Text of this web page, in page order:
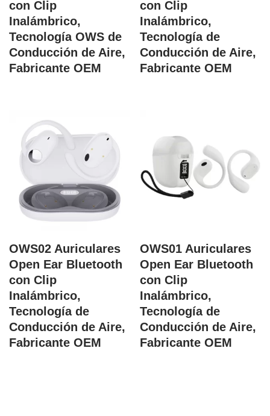
con Clip
Inalámbrico,
Tecnología OWS de
Conducción de Aire,
Fabricante OEM
con Clip
Inalámbrico,
Tecnología de
Conducción de Aire,
Fabricante OEM
OWS02 Auriculares
Open Ear Bluetooth
con Clip
Inalámbrico,
Tecnología de
Conducción de Aire,
Fabricante OEM
OWS01 Auriculares
Open Ear Bluetooth
con Clip
Inalámbrico,
Tecnología de
Conducción de Aire,
Fabricante OEM